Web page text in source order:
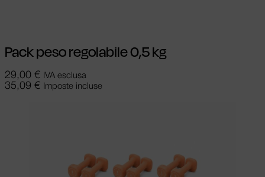
Pack peso regolabile 0,5 kg
29,00 € IVA esclusa
35,09 € Imposte incluse